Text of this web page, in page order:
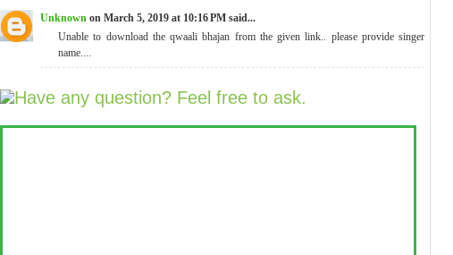
Unknown on March 5, 2019 at 10:16 PM said...
Unable to download the qwaali bhajan from the given link.. please provide singer
name....
Have any question? Feel free to ask.